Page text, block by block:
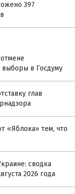
397
выборы в Госдуму
глав
«Яблока» тем, что
сводка
2026 года